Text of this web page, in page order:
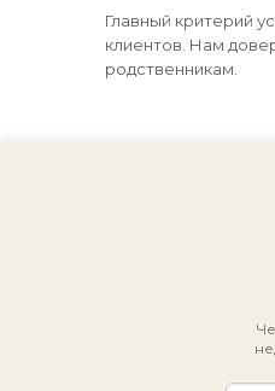
Главный критерий
клиентов. Нам
родственникам.